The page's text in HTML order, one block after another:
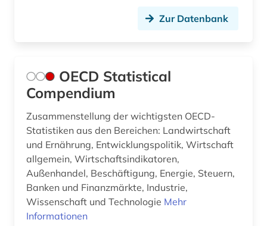
landwirtschaft (7)
lebensmittel (1)
lebensmittelproduktion (1)
liszt (1)
ludwig van (1)
Zur Datenbank
OECD Statistical
Compendium
Zusammenstellung der wichtigsten OECD-
Statistiken aus den Bereichen: Landwirtschaft
und Ernährung, Entwicklungspolitik, Wirtschaft
allgemein, Wirtschaftsindikatoren,
Außenhandel, Beschäftigung, Energie, Steuern,
Banken und Finanzmärkte, Industrie,
Wissenschaft und Technologie Mehr
Informationen